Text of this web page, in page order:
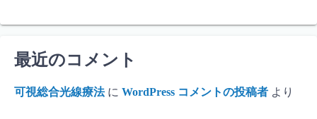
最近のコメント
可視総合光線療法に WordPress コメントの投稿者 より